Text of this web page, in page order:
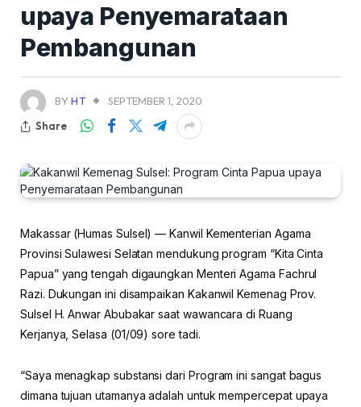
upaya Penyemarataan
Pembangunan
BY HT
SEPTEMBER 1, 2020
Share
Makassar (Humas Sulsel) — Kanwil Kementerian Agama
Provinsi Sulawesi Selatan mendukung program “Kita Cinta
Papua” yang tengah digaungkan Menteri Agama Fachrul
Razi. Dukungan ini disampaikan Kakanwil Kemenag Prov.
Sulsel H. Anwar Abubakar saat wawancara di Ruang
Kerjanya, Selasa (01/09) sore tadi.
“Saya menagkap substansi dari Program ini sangat bagus
dimana tujuan utamanya adalah untuk mempercepat upaya